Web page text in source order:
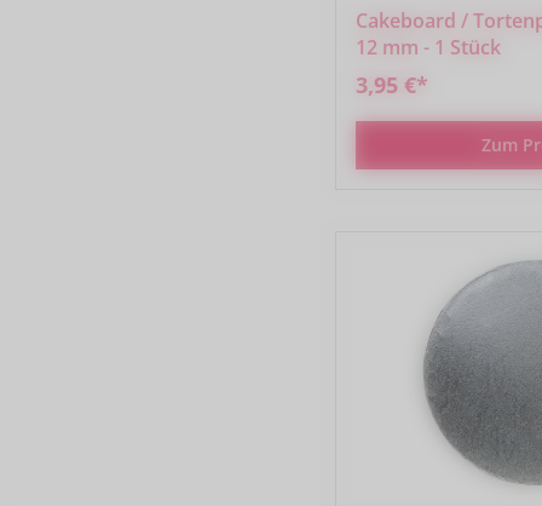
Cakeboard /
12 mm - 1 Stück
3,95 €*
Zum